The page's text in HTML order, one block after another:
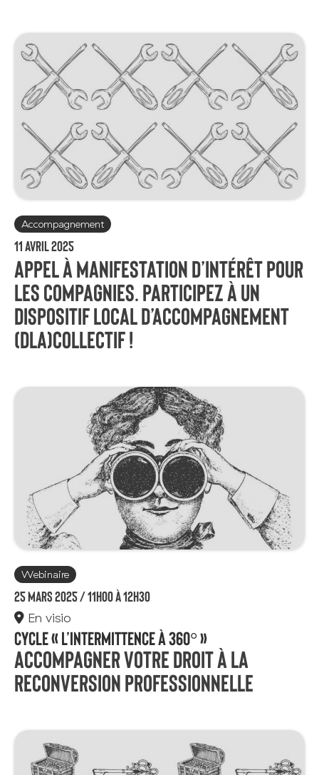
Accompagnement
11 avril 2025
Appel à manifestation d’intérêt pour
les compagnies. Participez à un
Dispositif local d’accompagnement
(DLA)collectif !
Webinaire
25 mars 2025 /11h00 à 12h30
En visio
Cycle « L’intermittence à 360° »
Accompagner votre droit à la
reconversion professionnelle